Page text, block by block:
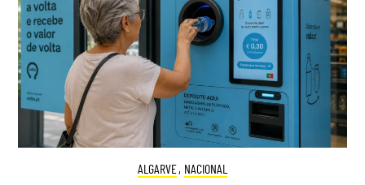
ALGARVE, NACIONAL